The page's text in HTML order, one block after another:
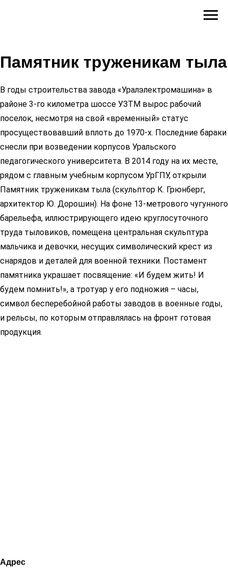
Памятник труженикам тыла
В годы строительства завода «Уралэлектромашина» в
районе 3-го километра шоссе УЗТМ вырос рабочий
поселок, несмотря на свой «временный» статус
просуществовавший вплоть до 1970-х. Последние бараки
снесли при возведении корпусов Уральского
педагогического университета. В 2014 году на их месте,
рядом с главным учебным корпусом УрГПУ, открыли
Памятник труженикам тыла (скульптор К. Грюнберг,
архитектор Ю. Дорошин). На фоне 13-метрового чугунного
барельефа, иллюстрирующего идею круглосуточного
труда тыловиков, помещена центральная скульптура
мальчика и девочки, несущих символический крест из
снарядов и деталей для военной техники. Постамент
памятника украшает посвящение: «И будем жить! И
будем помнить!», а тротуар у его подножия – часы,
символ бесперебойной работы заводов в военные годы,
и рельсы, по которым отправлялась на фронт готовая
продукция.
Адрес